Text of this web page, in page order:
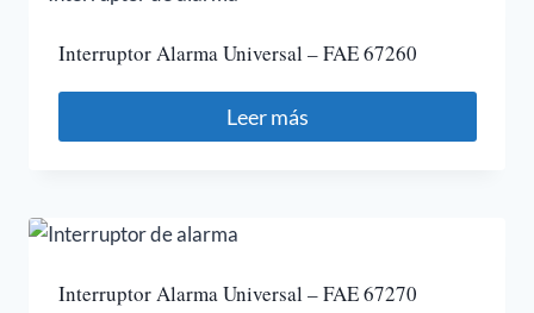
Interruptor Alarma Universal – FAE 67260
Leer más
Interruptor Alarma Universal – FAE 67270